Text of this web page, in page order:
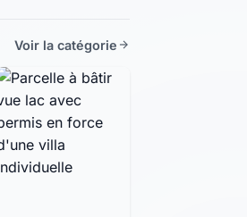
Voir la catégorie